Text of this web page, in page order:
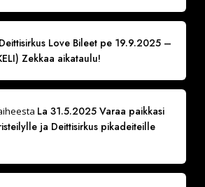
Deittisirkus Love Bileet pe 19.9.2025 –
Zekkaa aikataulu!
La 31.5.2025 Varaa paikkasi
ja Deittisirkus pikadeiteille